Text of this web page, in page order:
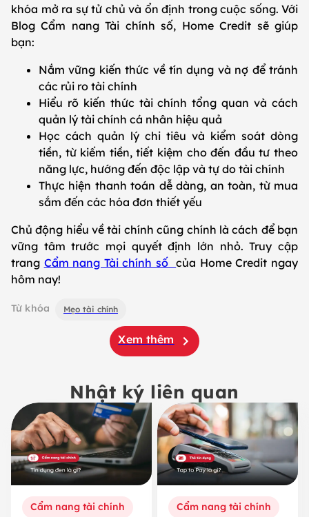
khóa mở ra sự tử chủ và ổn định trong cuộc sống. Với
Blog Cẩm nang Tài chính số, Home Credit sẽ giúp
bạn:
Nắm vững kiến thức về tín dụng và nợ để tránh
các rủi ro tài chính
Hiểu rõ kiến thức tài chính tổng quan và cách
quản lý tài chính cá nhân hiệu quả
Học cách quản lý chi tiêu và kiểm soát dòng
tiền, từ kiếm tiền, tiết kiệm cho đến đầu tư theo
năng lực, hướng đến độc lập và tự do tài chính
Thực hiện thanh toán dễ dàng, an toàn, từ mua
sắm đến các hóa đơn thiết yếu
Chủ động hiểu về tài chính cũng chính là cách để bạn
vững tâm trước mọi quyết định lớn nhỏ. Truy cập
trang Cẩm nang Tài chính sốcủa Home Credit ngay
hôm nay!
Từ khóa Mẹo tài chính
Xem thêm
Nhật ký liên quan
Cẩm nang tài chính Cẩm nang tài chính